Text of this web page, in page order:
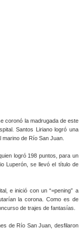
coronó la madrugada de este
Santos Liriano logró una
de Río San Juan.
logró 198 puntos, para un
Luperón, se llevó el título de
e inició con un “=pening” a
la corona. Como es de
de trajes de fantasías.
de Río San Juan, desfilaron